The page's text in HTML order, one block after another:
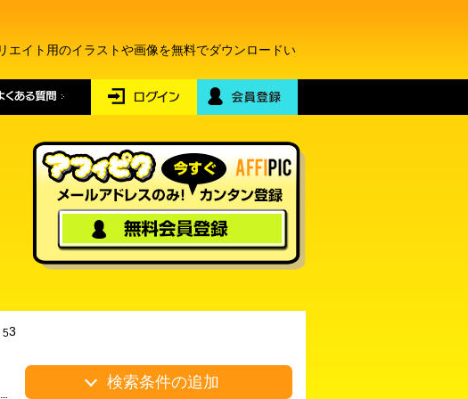
エイト用のイラストや画像を無料でダウンロードい
3
5
検索条件の追加